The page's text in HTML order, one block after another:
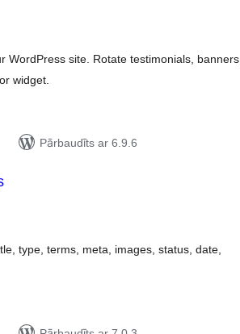
WordPress site. Rotate testimonials, banners,
widget.
Pārbaudīts ar 6.9.6
type, terms, meta, images, status, date,